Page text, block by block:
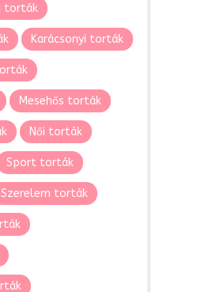
torták
Karácsonyi torták
Mesehős torták
Női torták
Sport torták
Szerelem torták